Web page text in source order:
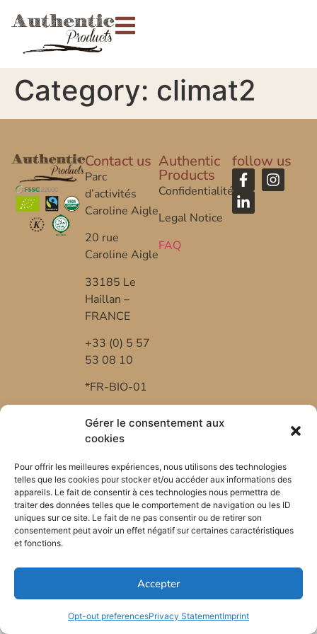
Gérer le consentement aux
cookies
Pour offrir les meilleures expériences, nous utilisons des technologies
telles que les cookies pour stocker et/ou accéder aux informations des
appareils. Le fait de consentir à ces technologies nous permettra de
traiter des données telles que le comportement de navigation ou les ID
uniques sur ce site. Le fait de ne pas consentir ou de retirer son
consentement peut avoir un effet négatif sur certaines caractéristiques
et fonctions.
Accepter
Opt-out preferencesPrivacy StatementImprint
Category: climat2
Contact us
Parc
d’activités
Caroline Aigle
20 rue
Caroline Aigle
33185 Le
Haillan –
FRANCE
+33 (0) 5 57
53 08 10
*FR-BIO-01
Authentic
Products
Confidentialité
Legal Notice
FAQ
follow us